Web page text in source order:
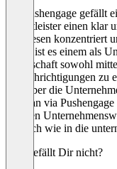
An Pushengage gefällt
Dienstleister einen klar
auf diesen konzentriert
Somit ist es einem als
Kundschaft sowohl
Benachrichtigungen zu
dort über die
die man via
eigenen
möglich wie in die
Was gefällt Dir nicht?